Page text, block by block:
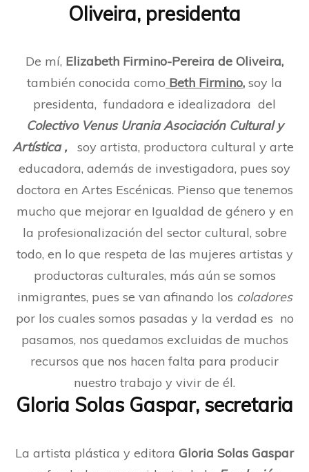
Oliveira, presidenta
De mí, Elizabeth Firmino-Pereira de Oliveira,
también conocida como Beth Firmino, soy la
presidenta, fundadora e idealizadora del
Colectivo Venus Urania Asociación Cultural y
Artística ,
soy artista, productora cultural y arte
educadora, además de investigadora, pues soy
doctora en Artes Escénicas. Pienso que tenemos
mucho que mejorar en Igualdad de género y en
la profesionalización del sector cultural, sobre
todo, en lo que respeta de las mujeres artistas y
productoras culturales, más aún se somos
inmigrantes, pues se van afinando los coladores
por los cuales somos pasadas y la verdad es no
pasamos, nos quedamos excluidas de muchos
recursos que nos hacen falta para producir
nuestro trabajo y vivir de él.
Gloria Solas Gaspar, secretaria
La artista plástica y editora Gloria Solas Gaspar